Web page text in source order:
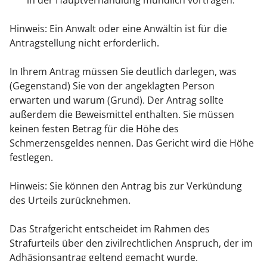
Hinweis: Ein Anwalt oder eine Anwältin ist für die
Antragstellung nicht erforderlich.
In Ihrem Antrag müssen Sie deutlich darlegen, was
(Gegenstand) Sie von der angeklagten Person
erwarten und warum (Grund). Der Antrag sollte
außerdem die Beweismittel enthalten. Sie müssen
keinen festen Betrag für die Höhe des
Schmerzensgeldes nennen. Das Gericht wird die Höhe
festlegen.
Hinweis: Sie können den Antrag bis zur Verkündung
des Urteils zurücknehmen.
Das Strafgericht entscheidet im Rahmen des
Strafurteils über den zivilrechtlichen Anspruch, der im
Adhäsionsantrag geltend gemacht wurde.